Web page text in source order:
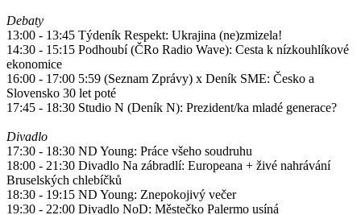
Debaty
13:00 - 13:45 Týdeník Respekt: Ukrajina (ne)zmizela!
14:30 - 15:15 Podhoubí (ČRo Radio Wave): Cesta k nízkouhlíkové
ekonomice
16:00 - 17:00 5:59 (Seznam Zprávy) x Deník SME: Česko a
Slovensko 30 let poté
17:45 - 18:30 Studio N (Deník N): Prezident/ka mladé generace?
Divadlo
17:30 - 18:30 ND Young: Práce všeho soudruhu
18:00 - 21:30 Divadlo Na zábradlí: Europeana + živé nahrávání
Bruselských chlebíčků
18:30 - 19:15 ND Young: Znepokojivý večer
19:30 - 22:00 Divadlo NoD: Městečko Palermo usíná